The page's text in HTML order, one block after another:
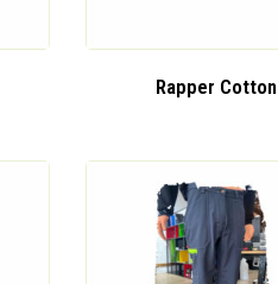
Rapper Cotton